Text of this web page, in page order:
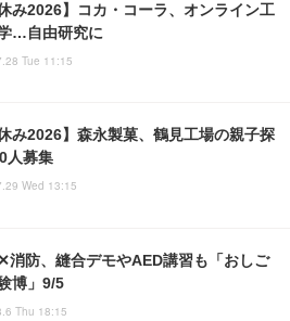
休み2026】コカ・コーラ、オンライン工
…自由研究に
Tue 11:15
休み2026】森永製菓、鶴見工場の親子探
人募集
Wed 13:15
消防、縫合デモやAED講習も「おしご
博」9/5
Thu 18:15